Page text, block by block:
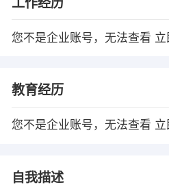
工作经历
您不是企业账号，无法查看 立
教育经历
您不是企业账号，无法查看 立
自我描述